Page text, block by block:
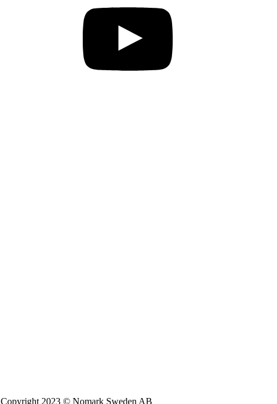
Copyright 2023 © Nomark Sweden AB